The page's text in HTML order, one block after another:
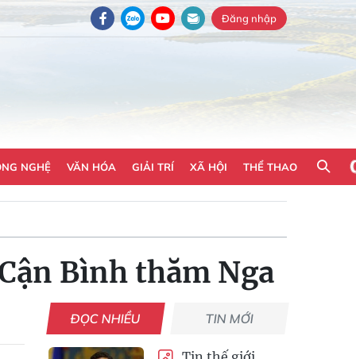
Đăng nhập
NGHỆ VĂN HÓA GIẢI TRÍ XÃ HỘI THỂ THAO
Bình thăm Nga
ĐỌC NHIỀU TIN MỚI